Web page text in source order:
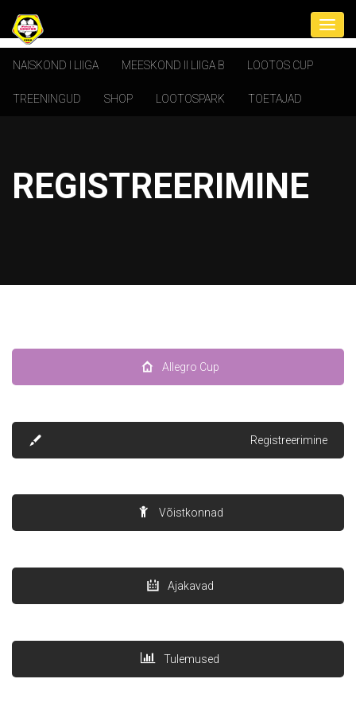
NAISKOND I LIIGA MEESKOND II LIIGA B LOOTOS CUP
TREENINGUD SHOP LOOTOSPARK TOETAJAD
REGISTREERIMINE
Allegro Cup
Registreerimine
Võistkonnad
Ajakavad
Tulemused